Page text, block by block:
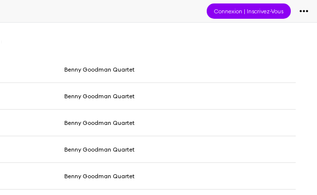
Connexion | Inscrivez-Vous
Benny Goodman Quartet
Benny Goodman Quartet
Benny Goodman Quartet
Benny Goodman Quartet
Benny Goodman Quartet